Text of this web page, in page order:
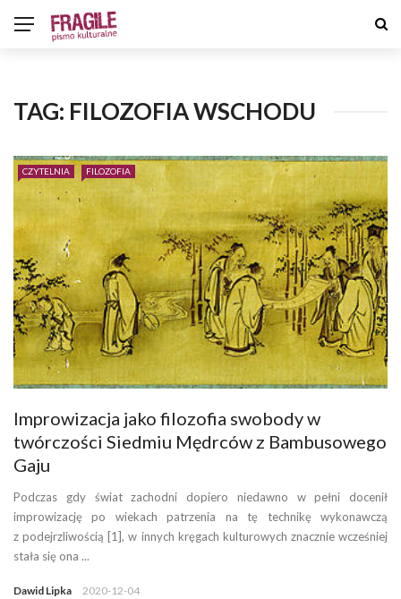
TAG: FILOZOFIA WSCHODU
CZYTELNIA FILOZOFIA
Improwizacja jako filozofia swobody w
twórczości Siedmiu Mędrców z Bambusowego
Gaju
Podczas gdy świat zachodni dopiero niedawno w pełni docenił
improwizację po wiekach patrzenia na tę technikę wykonawczą
z podejrzliwością [1], w innych kręgach kulturowych znacznie wcześniej
stała się ona ...
Dawid Lipka 2020-12-04